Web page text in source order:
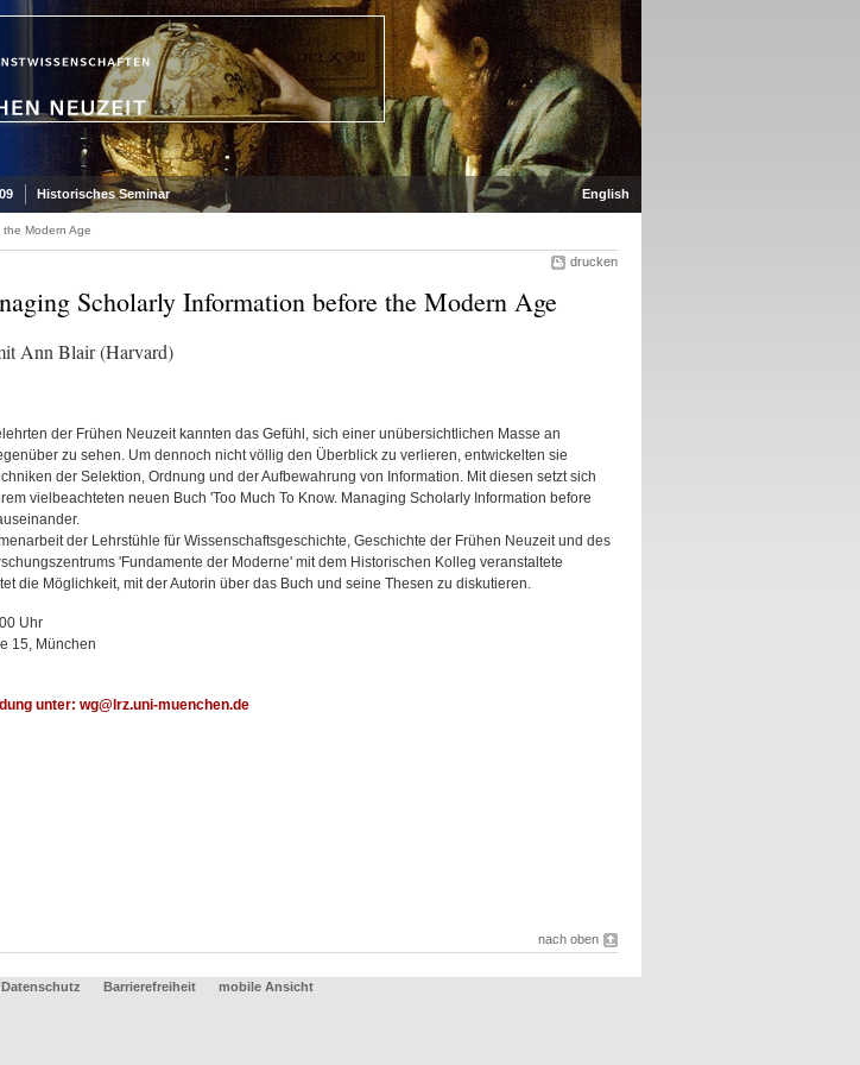
Historisches Seminar English
Modern Age
drucken
Scholarly Information before the Modern Age
Ann Blair (Harvard)
der Frühen Neuzeit kannten das Gefühl, sich einer unübersichtlichen Masse an
zu sehen. Um dennoch nicht völlig den Überblick zu verlieren, entwickelten sie
der Selektion, Ordnung und der Aufbewahrung von Information. Mit diesen setzt sich
vielbeachteten neuen Buch 'Too Much To Know. Managing Scholarly Information before
der Lehrstühle für Wissenschaftsgeschichte, Geschichte der Frühen Neuzeit und des
'Fundamente der Moderne' mit dem Historischen Kolleg veranstaltete
die Möglichkeit, mit der Autorin über das Buch und seine Thesen zu diskutieren.
Uhr
15, München
unter: wg@lrz.uni-muenchen.de
nach oben
Datenschutz Barrierefreiheit mobile Ansicht